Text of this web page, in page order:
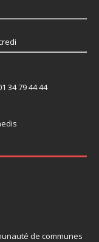
34 79 44 44
de communes